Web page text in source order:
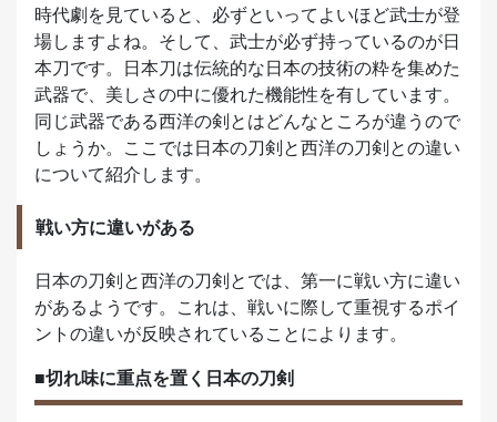
時代劇を見ていると、必ずといってよいほど武士が登
場しますよね。そして、武士が必ず持っているのが日
本刀です。日本刀は伝統的な日本の技術の粋を集めた
武器で、美しさの中に優れた機能性を有しています。
同じ武器である西洋の剣とはどんなところが違うので
しょうか。ここでは日本の刀剣と西洋の刀剣との違い
について紹介します。
戦い方に違いがある
日本の刀剣と西洋の刀剣とでは、第一に戦い方に違い
があるようです。これは、戦いに際して重視するポイ
ントの違いが反映されていることによります。
■切れ味に重点を置く日本の刀剣